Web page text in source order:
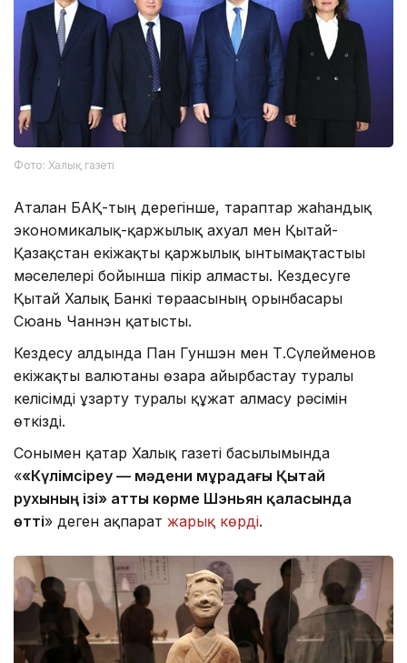
Фото: Халық газеті
Аталған БАҚ-тың дерегінше, тараптар жаһандық
экономикалық-қаржылық ахуал мен Қытай-
Қазақстан екіжақты қаржылық ынтымақтастығы
мәселелері бойынша пікір алмасты. Кездесуге
Қытай Халық Банкі төрағасының орынбасары
Сюань Чаннэн қатысты.
Кездесу алдында Пан Гуншэн мен Т.Сүлейменов
екіжақты валютаны өзара айырбастау туралы
келісімді ұзарту туралы құжат алмасу рәсімін
өткізді.
Сонымен қатар Халық газеті басылымында
««Күлімсіреу — мәдени мұрадағы Қытай
рухының ізі» атты көрме Шэньян қаласында
өтті» деген ақпарат жарық көрді.